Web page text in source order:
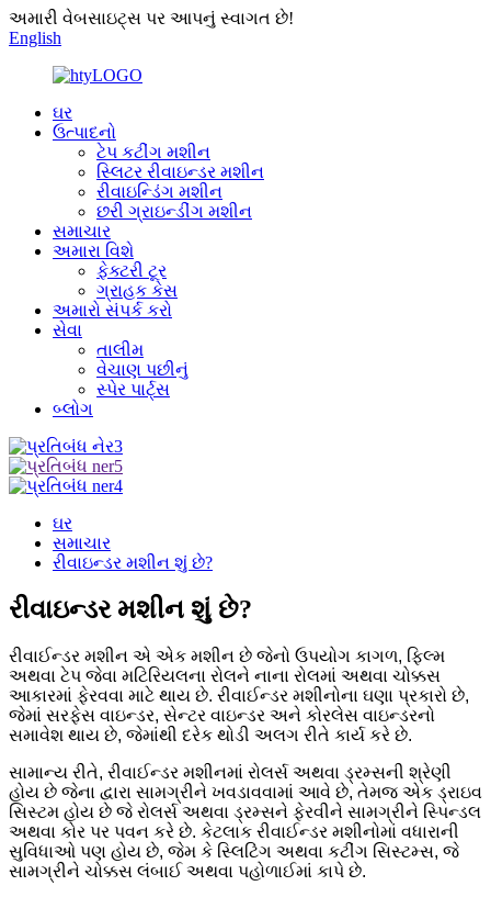
અમારી વેબસાઇટ્સ પર આપનું સ્વાગત છે!
English
ઘર
ઉત્પાદનો
ટેપ કટીંગ મશીન
સ્લિટર રીવાઇન્ડર મશીન
રીવાઇન્ડિંગ મશીન
છરી ગ્રાઇન્ડીંગ મશીન
સમાચાર
અમારા વિશે
ફેક્ટરી ટૂર
ગ્રાહક કેસ
અમારો સંપર્ક કરો
સેવા
તાલીમ
વેચાણ પછીનું
સ્પેર પાર્ટ્સ
બ્લોગ
ઘર
સમાચાર
રીવાઇન્ડર મશીન શું છે?
રીવાઇન્ડર મશીન શું છે?
રીવાઈન્ડર મશીન એ એક મશીન છે જેનો ઉપયોગ કાગળ, ફિલ્મ
અથવા ટેપ જેવા મટિરિયલના રોલને નાના રોલમાં અથવા ચોક્કસ
આકારમાં ફેરવવા માટે થાય છે. રીવાઈન્ડર મશીનોના ઘણા પ્રકારો છે,
જેમાં સરફેસ વાઇન્ડર, સેન્ટર વાઇન્ડર અને કોરલેસ વાઇન્ડરનો
સમાવેશ થાય છે, જેમાંથી દરેક થોડી અલગ રીતે કાર્ય કરે છે.
સામાન્ય રીતે, રીવાઈન્ડર મશીનમાં રોલર્સ અથવા ડ્રમ્સની શ્રેણી
હોય છે જેના દ્વારા સામગ્રીને ખવડાવવામાં આવે છે, તેમજ એક ડ્રાઇવ
સિસ્ટમ હોય છે જે રોલર્સ અથવા ડ્રમ્સને ફેરવીને સામગ્રીને સ્પિન્ડલ
અથવા કોર પર પવન કરે છે. કેટલાક રીવાઈન્ડર મશીનોમાં વધારાની
સુવિધાઓ પણ હોય છે, જેમ કે સ્લિટિંગ અથવા કટીંગ સિસ્ટમ્સ, જે
સામગ્રીને ચોક્કસ લંબાઈ અથવા પહોળાઈમાં કાપે છે.